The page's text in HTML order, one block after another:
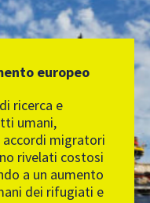
europeo
ricerca e
umani,
migratori
rivelati costosi
a un aumento
dei rifugiati e